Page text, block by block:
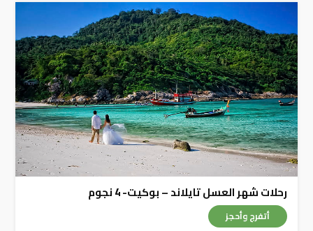
رحلات شهر العسل تايلاند – بوكيت- 4 نجوم
أتفرج وأحجز